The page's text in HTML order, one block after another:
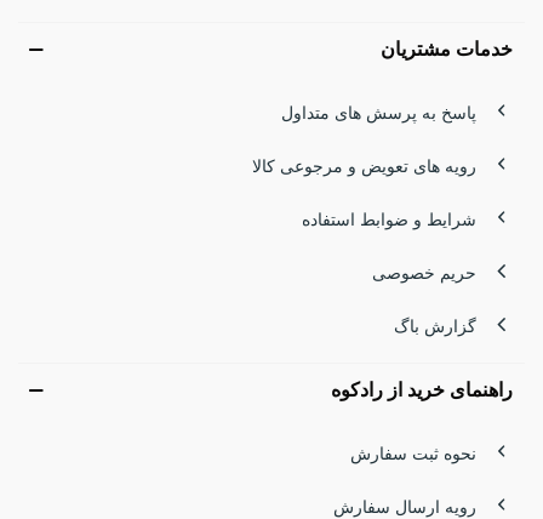
خدمات مشتریان
پاسخ به پرسش های متداول
رویه های تعویض و مرجوعی کالا
شرایط و ضوابط استفاده
حریم خصوصی
گزارش باگ
راهنمای خرید از رادکوه
نحوه ثبت سفارش
رویه ارسال سفارش